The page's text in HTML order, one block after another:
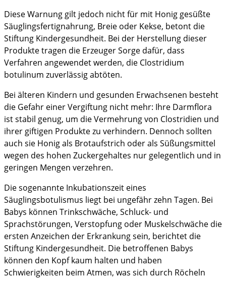
Diese Warnung gilt jedoch nicht für mit Honig gesüßte
Säuglingsfertignahrung, Breie oder Kekse, betont die
Stiftung Kindergesundheit. Bei der Herstellung dieser
Produkte tragen die Erzeuger Sorge dafür, dass
Verfahren angewendet werden, die Clostridium
botulinum zuverlässig abtöten.
Bei älteren Kindern und gesunden Erwachsenen besteht
die Gefahr einer Vergiftung nicht mehr: Ihre Darmflora
ist stabil genug, um die Vermehrung von Clostridien und
ihrer giftigen Produkte zu verhindern. Dennoch sollten
auch sie Honig als Brotaufstrich oder als Süßungsmittel
wegen des hohen Zuckergehaltes nur gelegentlich und in
geringen Mengen verzehren.
Die sogenannte Inkubationszeit eines
Säuglingsbotulismus liegt bei ungefähr zehn Tagen. Bei
Babys können Trinkschwäche, Schluck- und
Sprachstörungen, Verstopfung oder Muskelschwäche die
ersten Anzeichen der Erkrankung sein, berichtet die
Stiftung Kindergesundheit. Die betroffenen Babys
können den Kopf kaum halten und haben
Schwierigkeiten beim Atmen, was sich durch Röcheln